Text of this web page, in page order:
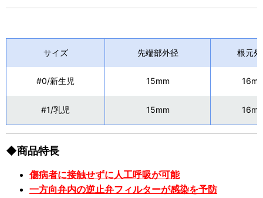
サイズ 先端部外径 根元
#0/新生児 15mm
#1/乳児 15mm
◆商品特長
傷病者に接触せずに人工呼吸が可能
一方向弁内の逆止弁フィルターが感染を予防